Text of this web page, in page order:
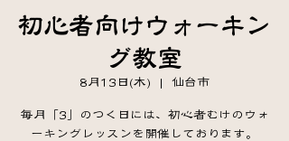
初心者向けウォーキン
グ教室
8月13日(木)
  |
仙台市
毎月「3」のつく日には、初心者むけのウォ
ーキングレッスンを開催しております。